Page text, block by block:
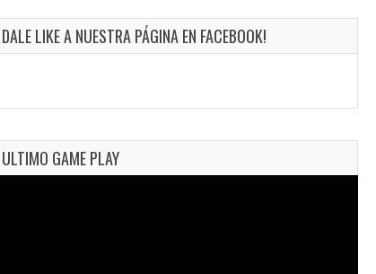
DALE LIKE A NUESTRA PÁGINA EN FACEBOOK!
ULTIMO GAME PLAY